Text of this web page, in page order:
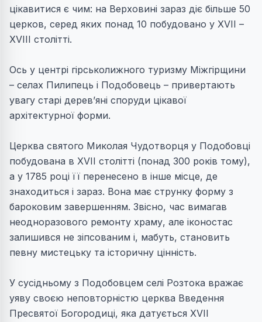
цікавитися є чим: на Верховині зараз діє більше 50
церков, серед яких понад 10 побудовано у XVІІ –
XVІІІ столітті.
Ось у центрі гірськолижного туризму Міжгірщини
– селах Пилипець і Подобовець – привертають
увагу старі дерев’яні споруди цікавої
архітектурної форми.
Церква святого Миколая Чудотворця у Подобовці
побудована в XVІІ столітті (понад 300 років тому),
а у 1785 році її перенесено в інше місце, де
знаходиться і зараз. Вона має струнку форму з
бароковим завершенням. Звісно, час вимагав
неодноразового ремонту храму, але іконостас
залишився не зіпсованим і, мабуть, становить
певну мистецьку та історичну цінність.
У сусідньому з Подобовцем селі Розтока вражає
уяву своєю неповторністю церква Введення
Пресвятої Богородиці, яка датується XVІІ